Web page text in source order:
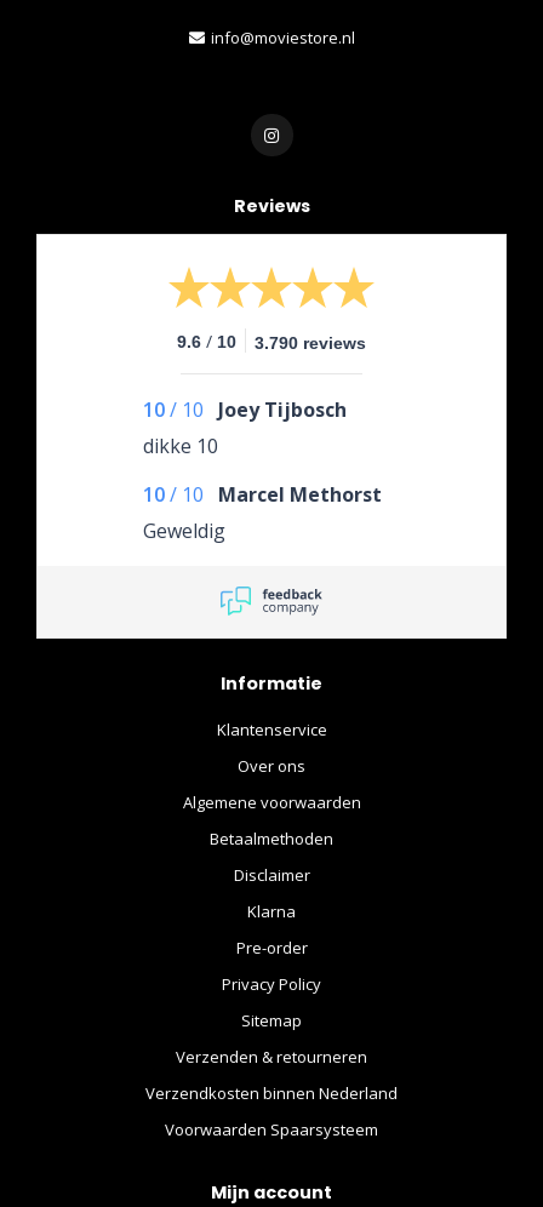
info@moviestore.nl
Reviews
9.6 / 10 3.790 reviews
10/ 10
Joey Tijbosch
dikke 10
10/ 10
Marcel Methorst
Geweldig
Informatie
Klantenservice
Over ons
Algemene voorwaarden
Betaalmethoden
Disclaimer
Klarna
Pre-order
Privacy Policy
Sitemap
Verzenden & retourneren
Verzendkosten binnen Nederland
Voorwaarden Spaarsysteem
Mijn account